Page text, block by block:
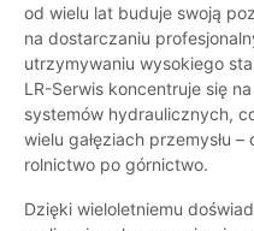
od wielu lat buduje swoją
na dostarczaniu
utrzymywaniu wysokiego
LR-Serwis koncentruje się
systemów hydraulicznych,
wielu gałęziach przemysłu
rolnictwo po górnictwo.
Dzięki wieloletniemu